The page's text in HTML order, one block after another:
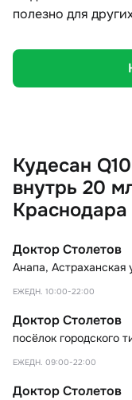
полезно для
Кудесан
внутрь 20
Краснодара
Доктор Столетов
Анапа, Астраханская
ЕЖЕДН. 10:00-22:00
Доктор Столетов
посёлок городского
ЕЖЕДН. 09:00-22:00
Доктор Столетов